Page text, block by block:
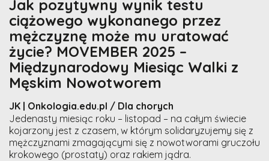
Jak pozytywny wynik testu
ciążowego wykonanego przez
mężczyznę może mu uratować
życie? MOVEMBER 2025 –
Międzynarodowy Miesiąc Walki z
Męskim Nowotworem
JK | Onkologia.edu.pl / Dla chorych
Jedenasty miesiąc roku – listopad – na całym świecie
kojarzony jest z czasem, w którym solidaryzujemy się z
mężczyznami zmagającymi się z nowotworami gruczołu
krokowego (prostaty) oraz rakiem jądra.